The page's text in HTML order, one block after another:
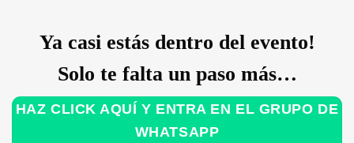
Ya casi estás dentro del evento!
Solo te falta un paso más…
HAZ CLICK AQUÍ Y ENTRA EN EL GRUPO DE
WHATSAPP